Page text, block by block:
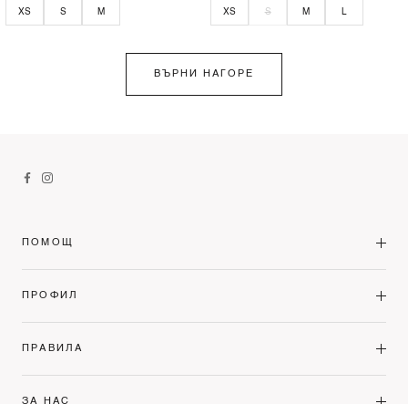
XS S M XS S M L
ВЪРНИ НАГОРЕ
ПОМОЩ
ПРОФИЛ
ПРАВИЛА
ЗА НАС